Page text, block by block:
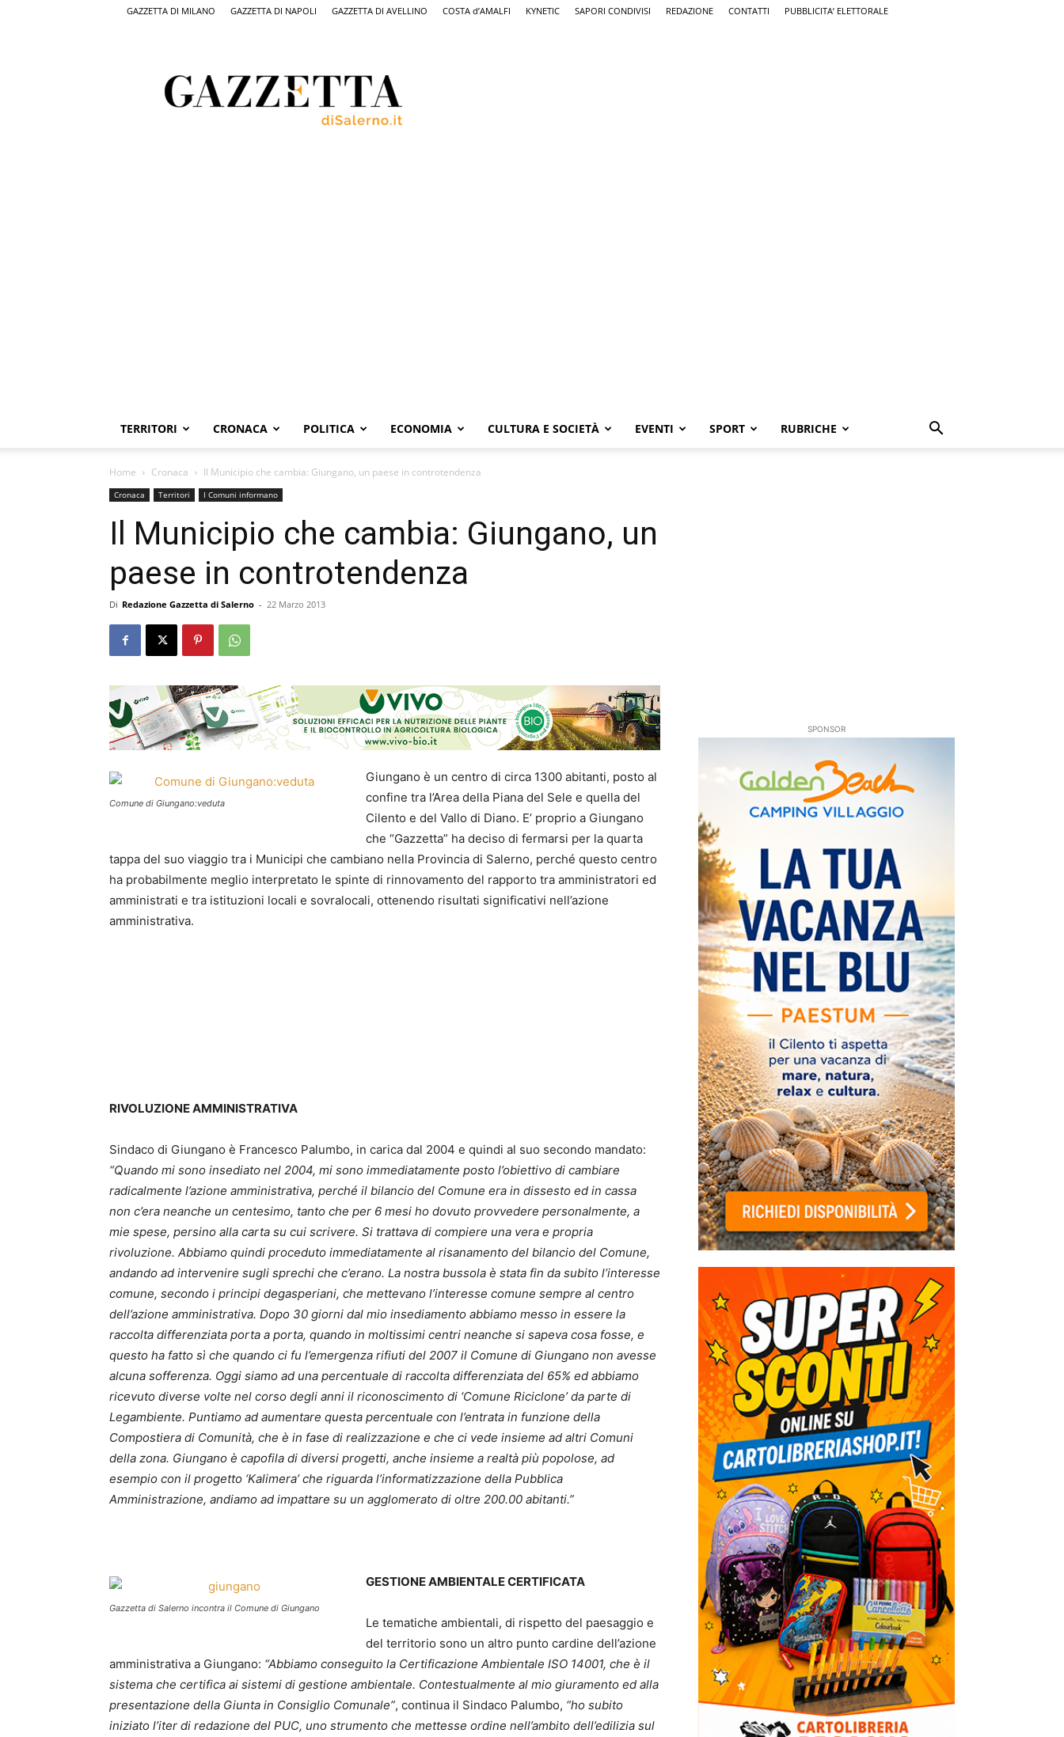
GAZZETTA DI MILANO GAZZETTA DI NAPOLI GAZZETTA DI AVELLINO COSTA d’AMALFI KYNETIC SAPORI CONDIVISI REDAZIONE CONTATTI PUBBLICITA’ ELETTORALE
Salerno,
il
quotidiano
TERRITORI CRONACA POLITICA ECONOMIA CULTURA E SOCIETÀ EVENTI SPORT RUBRICHE
Home Cronaca Il Municipio che cambia: Giungano, un paese in controtendenza
Cronaca Territori I Comuni informano
Il Municipio che cambia: Giungano, un
paese in controtendenza
Di Redazione Gazzetta di Salerno - 22 Marzo 2013
Comune di Giungano:veduta
Giungano è un centro di circa 1300 abitanti, posto al
confine tra l’Area della Piana del Sele e quella del
Cilento e del Vallo di Diano. E’ proprio a Giungano
che “Gazzetta” ha deciso di fermarsi per la quarta
tappa del suo viaggio tra i Municipi che cambiano nella Provincia di Salerno, perché questo centro
ha probabilmente meglio interpretato le spinte di rinnovamento del rapporto tra amministratori ed
amministrati e tra istituzioni locali e sovralocali, ottenendo risultati significativi nell’azione
amministrativa.
RIVOLUZIONE AMMINISTRATIVA
Sindaco di Giungano è Francesco Palumbo, in carica dal 2004 e quindi al suo secondo mandato:
“Quando mi sono insediato nel 2004, mi sono immediatamente posto l’obiettivo di cambiare
radicalmente l’azione amministrativa, perché il bilancio del Comune era in dissesto ed in cassa
non c’era neanche un centesimo, tanto che per 6 mesi ho dovuto provvedere personalmente, a
mie spese, persino alla carta su cui scrivere. Si trattava di compiere una vera e propria
rivoluzione. Abbiamo quindi proceduto immediatamente al risanamento del bilancio del Comune,
andando ad intervenire sugli sprechi che c’erano. La nostra bussola è stata fin da subito l’interesse
comune, secondo i principi degasperiani, che mettevano l’interesse comune sempre al centro
dell’azione amministrativa. Dopo 30 giorni dal mio insediamento abbiamo messo in essere la
raccolta differenziata porta a porta, quando in moltissimi centri neanche si sapeva cosa fosse, e
questo ha fatto sì che quando ci fu l’emergenza rifiuti del 2007 il Comune di Giungano non avesse
alcuna sofferenza. Oggi siamo ad una percentuale di raccolta differenziata del 65% ed abbiamo
ricevuto diverse volte nel corso degli anni il riconoscimento di ‘Comune Riciclone’ da parte di
Legambiente. Puntiamo ad aumentare questa percentuale con l’entrata in funzione della
Compostiera di Comunità, che è in fase di realizzazione e che ci vede insieme ad altri Comuni
della zona. Giungano è capofila di diversi progetti, anche insieme a realtà più popolose, ad
esempio con il progetto ‘Kalimera’ che riguarda l’informatizzazione della Pubblica
Amministrazione, andiamo ad impattare su un agglomerato di oltre 200.00 abitanti.”
Gazzetta di Salerno incontra il Comune di Giungano
GESTIONE AMBIENTALE CERTIFICATA
Le tematiche ambientali, di rispetto del paesaggio e
del territorio sono un altro punto cardine dell’azione
amministrativa a Giungano: “Abbiamo conseguito la Certificazione Ambientale ISO 14001, che è il
sistema che certifica ai sistemi di gestione ambientale. Contestualmente al mio giuramento ed alla
presentazione della Giunta in Consiglio Comunale”, continua il Sindaco Palumbo, “ho subito
iniziato l’iter di redazione del PUC, uno strumento che mettesse ordine nell’ambito dell’edilizia sul
SPONSOR